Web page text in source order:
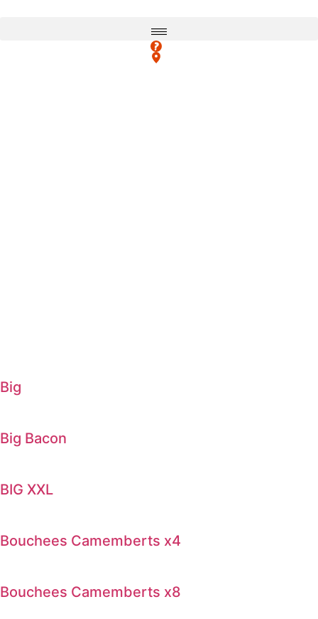
Big
Big Bacon
BIG XXL
Bouchees Camemberts x4
Bouchees Camemberts x8